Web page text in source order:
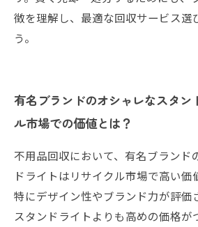
徴を理解し、最適な回収サービス選
う。
有名ブランドのオシャレなスタン
ル市場での価値とは？
不用品回収において、有名ブランド
ドライトはリサイクル市場で高い価
特にデザイン性やブランド力が評価
スタンドライトよりも高めの価格が